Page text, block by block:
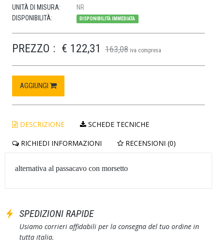
UNITÀ DI MISURA:
NR
DISPONIBILITÀ:
DISPONIBILITÀ IMMEDIATA
PREZZO : € 122,31 163,08 iva compresa
AGGIUNGI
DESCRIZIONE SCHEDE TECNICHE
RICHIEDI INFORMAZIONI RECENSIONI (0)
alternativa al passacavo con morsetto
SPEDIZIONI RAPIDE
Usiamo corrieri affidabili per la consegna del tuo ordine in
tutta italia.